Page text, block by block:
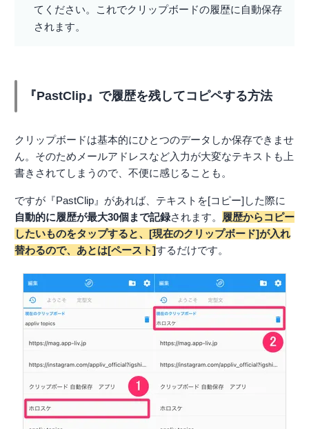
てください。これでクリップボードの履歴に自動保存
されます。
『PastClip』で履歴を残してコピペする方法
クリップボードは基本的にひとつのデータしか保存できませ
ん。そのためメールアドレスなど入力が大変なテキストも上
書きされてしまうので、不便に感じることも。
ですが『PastClip』があれば、テキストを[コピー]した際に
自動的に履歴が最大30個まで記録されます。
履歴からコピー
したいものをタップすると、[現在のクリップボード]が入れ
替わるので、あとは[ペースト]するだけです。